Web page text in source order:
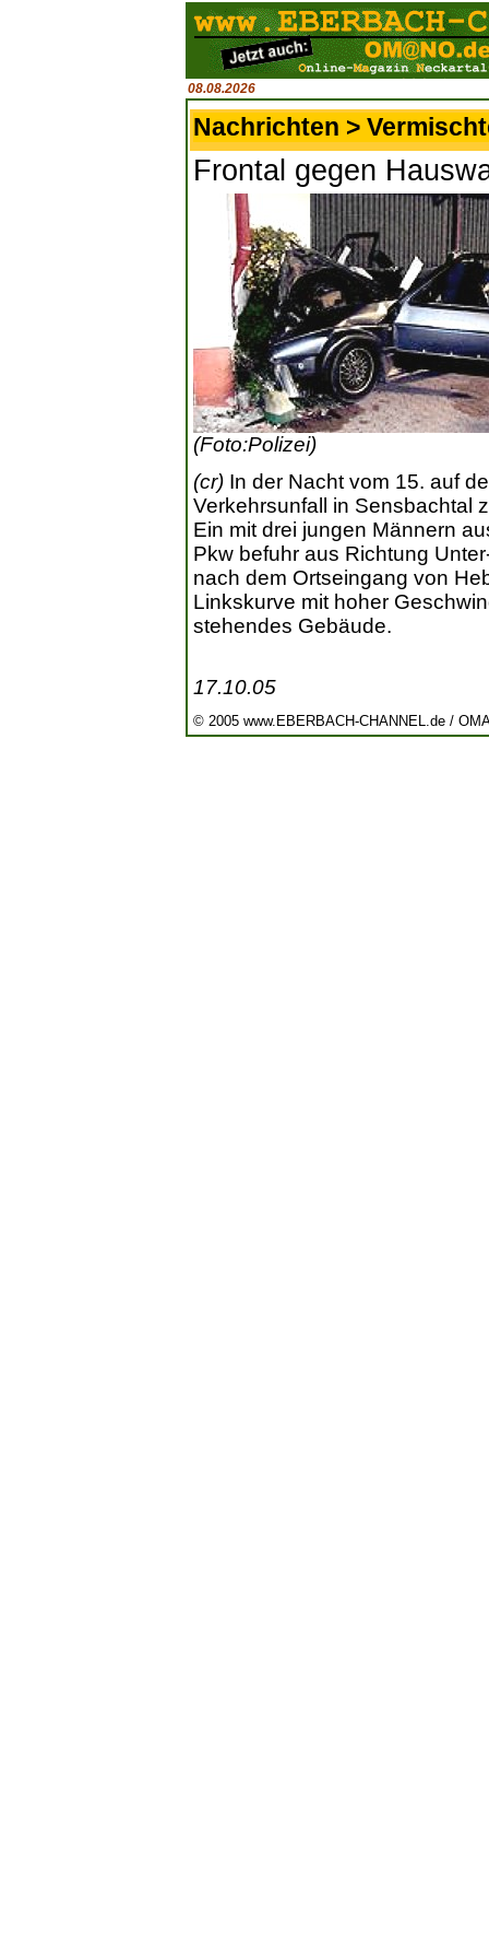
08.08.2026
Nachrichten >
Frontal gegen
(Foto:Polizei)
(cr) In der Nacht vom 15. auf
Verkehrsunfall in Sensbachtal
Ein mit drei jungen Männern
Pkw befuhr aus Richtung
nach dem Ortseingang von
Linkskurve mit hoher
stehendes Gebäude.
17.10.05
© 2005 www.EBERBACH-CHANNEL.de /